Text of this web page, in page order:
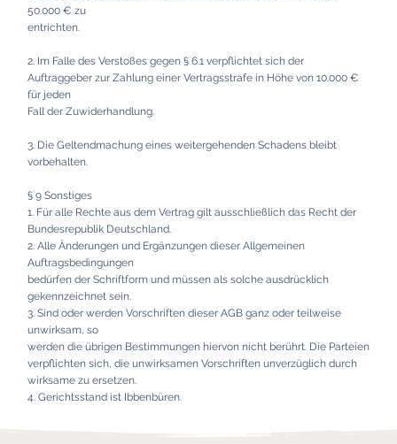
50.000 € zu
entrichten.
2. Im Falle des Verstoßes gegen § 6.1 verpflichtet sich der
Auftraggeber zur Zahlung einer Vertragsstrafe in Höhe von 10.000 €
für jeden
Fall der Zuwiderhandlung.
3. Die Geltendmachung eines weitergehenden Schadens bleibt
vorbehalten.
§ 9 Sonstiges
1. Für alle Rechte aus dem Vertrag gilt ausschließlich das Recht der
Bundesrepublik Deutschland.
2. Alle Änderungen und Ergänzungen dieser Allgemeinen
Auftragsbedingungen
bedürfen der Schriftform und müssen als solche ausdrücklich
gekennzeichnet sein.
3. Sind oder werden Vorschriften dieser AGB ganz oder teilweise
unwirksam, so
werden die übrigen Bestimmungen hiervon nicht berührt. Die Parteien
verpflichten sich, die unwirksamen Vorschriften unverzüglich durch
wirksame zu ersetzen.
4. Gerichtsstand ist Ibbenbüren.